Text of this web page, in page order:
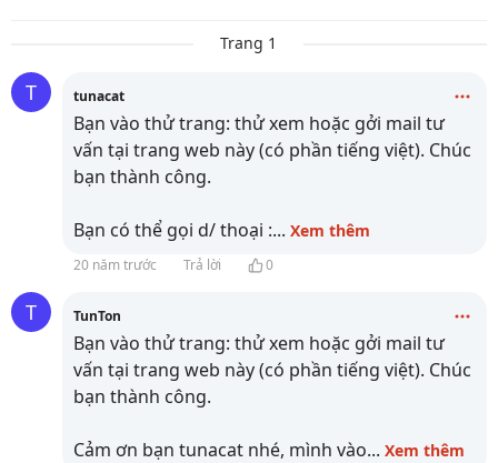
Trang 1
T tunacat
Bạn vào thử trang: thử xem hoặc gởi mail tư
vấn tại trang web này (có phần tiếng việt). Chúc
bạn thành công.
Bạn có thể gọi d/ thoại :... Xem thêm
20 năm trước Trả lời 0
T TunTon
Bạn vào thử trang: thử xem hoặc gởi mail tư
vấn tại trang web này (có phần tiếng việt). Chúc
bạn thành công.
Cảm ơn bạn tunacat nhé, mình vào... Xem thêm